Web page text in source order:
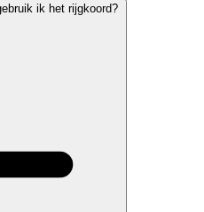
ik het rijgkoord?